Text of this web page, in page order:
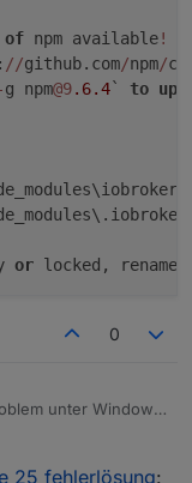
of npm available!
//github.com/npm/
g npm@9.6.4` to
or locked, rename
0
unter Windows
nicht
Verzeichnisse zwar
to @2.6.16
25 fehlerlösung: